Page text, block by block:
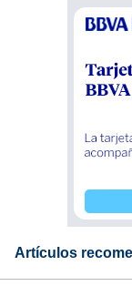
Artículos